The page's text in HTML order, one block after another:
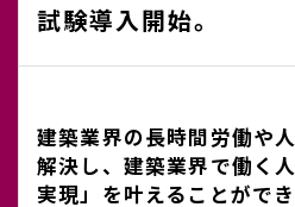
試験導入開始。
建築業界の長時間労働や
解決し、 建築業界で働く
実現」を叶えることがで